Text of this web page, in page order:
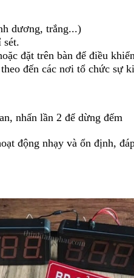
dương, trắng...)
sét.
đặt trên bàn để điều
đến các nơi tổ chức sự
nhấn lần 2 để dừng đếm
động nhạy và ổn định,